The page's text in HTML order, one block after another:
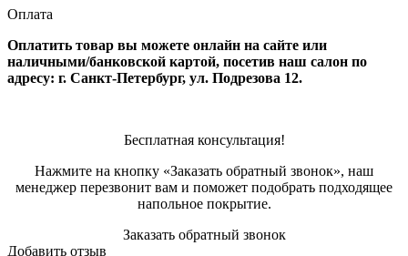
Оплата
Оплатить товар вы можете онлайн на сайте или
наличными/банковской картой, посетив наш салон по
адресу: г. Санкт-Петербург, ул. Подрезова 12.
Бесплатная консультация!
Нажмите на кнопку «Заказать обратный звонок», наш
менеджер перезвонит вам и поможет подобрать подходящее
напольное покрытие.
Заказать обратный звонок
Добавить отзыв